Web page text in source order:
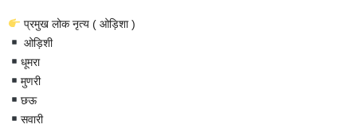
प्रमुख लोक नृत्य ( ओड़िशा )
ओड़िशी
धूमरा
मुणरी
छऊ
सवारी